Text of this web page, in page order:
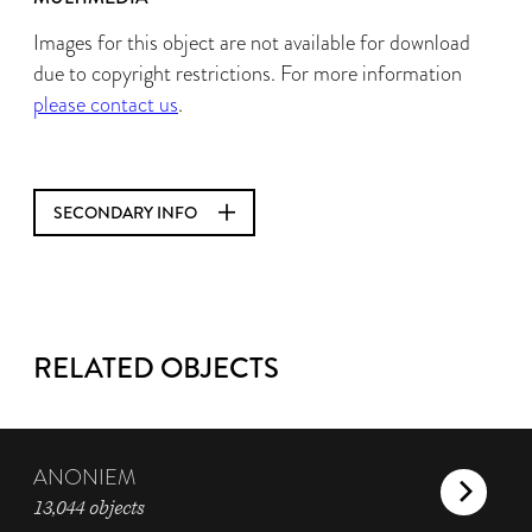
Images for this object are not available for download
due to copyright restrictions. For more information
please contact us.
SECONDARY INFO
RELATED OBJECTS
ANONIEM
13,044 objects